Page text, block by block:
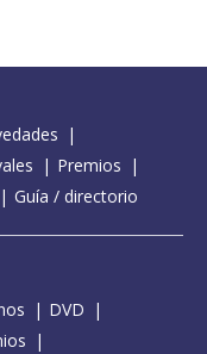
Premios
Guía / directorio
DVD